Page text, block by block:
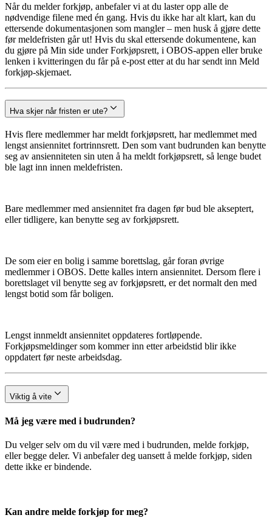
Når du melder forkjøp, anbefaler vi at du laster opp alle de
nødvendige filene med én gang. Hvis du ikke har alt klart, kan du
ettersende dokumentasjonen som mangler – men husk å gjøre dette
før meldefristen går ut! Hvis du skal ettersende dokumentene, kan
du gjøre på Min side under Forkjøpsrett, i OBOS-appen eller bruke
lenken i kvitteringen du får på e-post etter at du har sendt inn Meld
forkjøp-skjemaet.
Hva skjer når fristen er ute?
Hvis flere medlemmer har meldt forkjøpsrett, har medlemmet med
lengst ansiennitet fortrinnsrett. Den som vant budrunden kan benytte
seg av ansienniteten sin uten å ha meldt forkjøpsrett, så lenge budet
ble lagt inn innen meldefristen.
Bare medlemmer med ansiennitet fra dagen før bud ble akseptert,
eller tidligere, kan benytte seg av forkjøpsrett.
De som eier en bolig i samme borettslag, går foran øvrige
medlemmer i OBOS. Dette kalles intern ansiennitet. Dersom flere i
borettslaget vil benytte seg av forkjøpsrett, er det normalt den med
lengst botid som får boligen.
Lengst innmeldt ansiennitet oppdateres fortløpende.
Forkjøpsmeldinger som kommer inn etter arbeidstid blir ikke
oppdatert før neste arbeidsdag.
Viktig å vite
Må jeg være med i budrunden?
Du velger selv om du vil være med i budrunden, melde forkjøp,
eller begge deler. Vi anbefaler deg uansett å melde forkjøp, siden
dette ikke er bindende.
Kan andre melde forkjøp for meg?